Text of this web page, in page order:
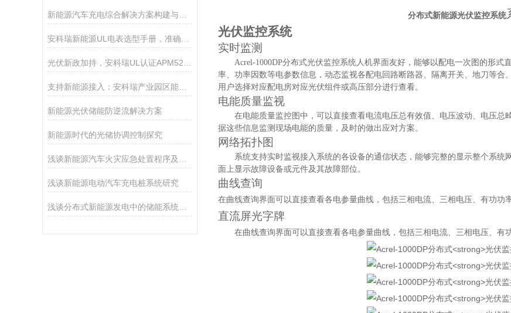
新能源汽车充电综合解决方案构建与实践应用
支持新能源接入：安科瑞产业园区能源计费解决方案构建透明计费新生态
新能源光伏储能防逆流解决方案
新能源时代的光储协调控制探究
浅谈新能源电动汽车充电桩系统研究
分布式新能源光伏监控系统
光伏监控系统
实时监测
Acrel-1000DP分布式光伏监控系统人机界面友好，能够以配电一次图的形式
率、功率因数等电参数信息，动态监视各配电回路断路器、隔离开关、地刀等合
用户选择对应配电房对应光伏组件或高压部分进行查看。
电能质量监视
在电能质量监控图中，可以直接查看电流电压总有效值、电压波动、电压
据这些信息监测现场电能的质量，及时的做出应对方案。
网络拓扑图
系统支持实时监视接入系统的各设备的通信状态，能够完整的显示整个系
面上显示故障设备或元件及其故障部位。
曲线查询
在曲线查询界面可以直接查看各电参量曲线，包括三相电流、三相电压、有功功
直流屏光字牌
在曲线查询界面可以直接查看各电参量曲线，包括三相电流、三相电压、有